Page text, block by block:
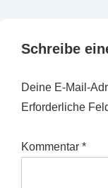
Schreibe
Deine E-Mail-
Erforderliche
Kommentar *